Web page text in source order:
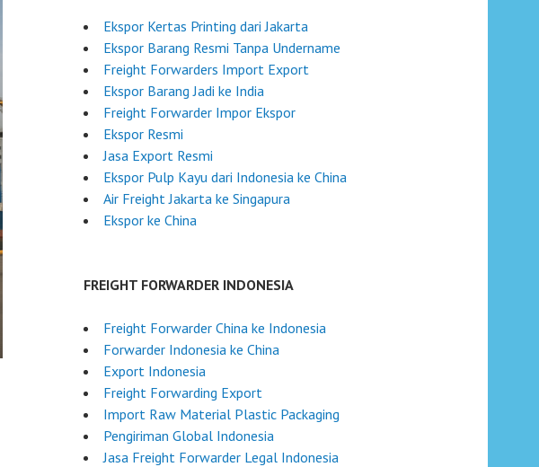
Ekspor Kertas Printing dari Jakarta
Ekspor Barang Resmi Tanpa Undername
Freight Forwarders Import Export
Ekspor Barang Jadi ke India
Freight Forwarder Impor Ekspor
Ekspor Resmi
Jasa Export Resmi
Ekspor Pulp Kayu dari Indonesia ke China
Air Freight Jakarta ke Singapura
Ekspor ke China
FREIGHT FORWARDER INDONESIA
Freight Forwarder China ke Indonesia
Forwarder Indonesia ke China
Export Indonesia
Freight Forwarding Export
Import Raw Material Plastic Packaging
Pengiriman Global Indonesia
Jasa Freight Forwarder Legal Indonesia